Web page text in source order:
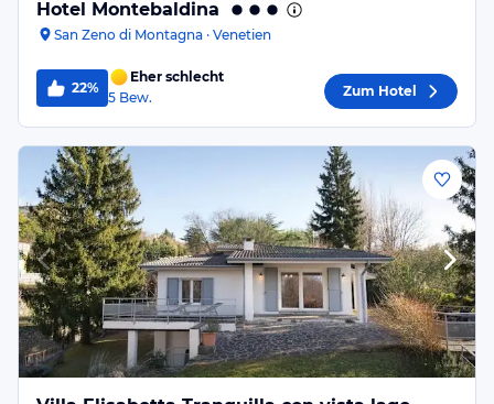
Hotel Montebaldina
San Zeno di Montagna · Venetien
22%
Eher schlecht
5 Bew. Zum Hotel